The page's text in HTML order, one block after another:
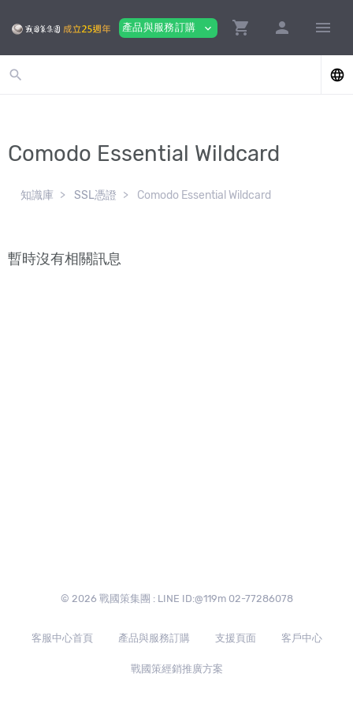
產品與服務訂購 expand_more shopping_cart person menu
search language
Comodo Essential Wildcard
知識庫 SSL憑證 Comodo Essential Wildcard
暫時沒有相關訊息
© 2026 戰國策集團 : LINE ID:@119m 02-77286078
客服中心首頁 產品與服務訂購 支援頁面 客戶中心
戰國策經銷推廣方案